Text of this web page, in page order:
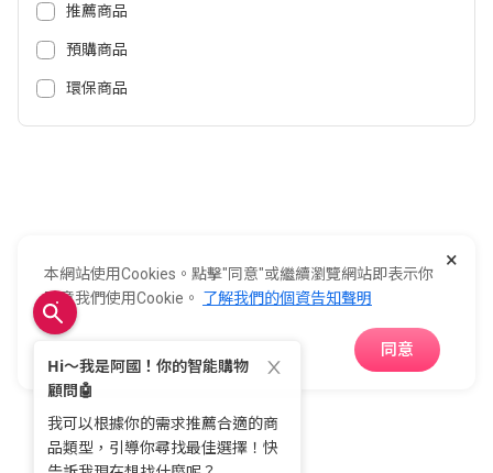
推薦商品
預購商品
環保商品
加入全國
Copyright ©2026© E-Life Co., Ltd. All Rights Reserved.
首頁 分類 購物車
×
本網站使用Cookies。點擊"同意"或繼續瀏覽網站即表示你
同意我們使用Cookie。 了解我們的個資告知聲明
同意